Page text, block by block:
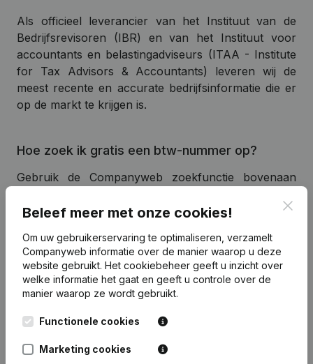
Als officieel leverancier van het Instituut van de
Bedrijfsrevisoren (IBR) en van het Instituut voor
accountants en belastingadviseurs (ITAA - Institute
for Tax Advisors & Accountants) leveren wij de
meest recente en accurate bedrijfsinformatie die er
op de markt te krijgen is.
Hoe zoek ik gratis een btw-nummer op?
Gebruik de Companyweb zoekfunctie bovenaan
Companyweb zoek je op een naam,
alle Belgische bedrijven die geregistreerd staan bij
KBO, Het Belgisch Staatsblad en de Nationale Bank.
Wil je meer inzichten? We bieden een abonnement
op maat van elke onderneming.
Beleef meer met onze cookies!
Om uw gebruikerservaring te optimaliseren, verzamelt
Companyweb informatie over de manier waarop u deze
website gebruikt. Het cookiebeheer geeft u inzicht over
welke informatie het gaat en geeft u controle over de
manier waarop ze wordt gebruikt.
Functionele cookies
Marketing cookies